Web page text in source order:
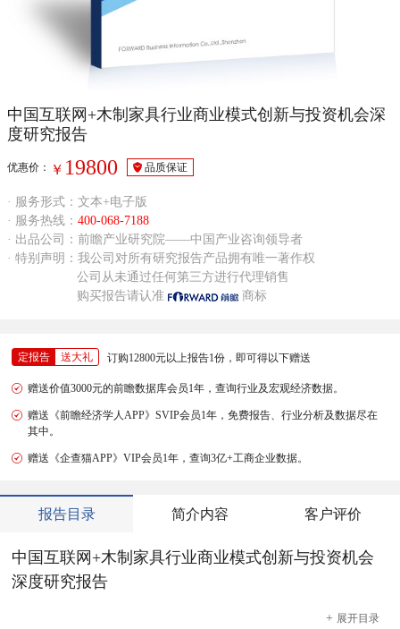
中国互联网+木制家具行业商业模式创新与投资机会深
度研究报告
优惠价： ￥ 19800 品质保证
· 服务形式：文本+电子版
· 服务热线： 400-068-7188
· 出品公司：前瞻产业研究院——中国产业咨询领导者
· 特别声明：我公司对所有研究报告产品拥有唯一著作权
公司从未通过任何第三方进行代理销售
购买报告请认准
商标
定报告 送大礼 订购12800元以上报告1份，即可得以下赠送
赠送价值3000元的前瞻数据库会员1年，查询行业及宏观经济数据。
赠送《前瞻经济学人APP》SVIP会员1年，免费报告、行业分析及数据尽在
其中。
赠送《企查猫APP》VIP会员1年，查询3亿+工商企业数据。
报告目录 简介内容 客户评价
中国互联网+木制家具行业商业模式创新与投资机会
深度研究报告
+ 展开目录